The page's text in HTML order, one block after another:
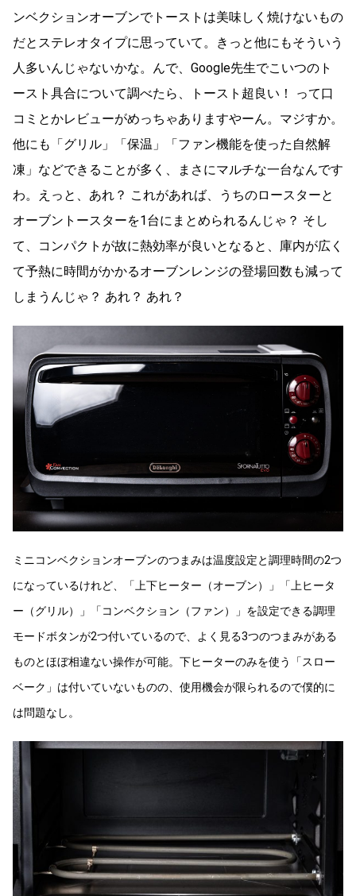
ンベクションオーブンでトーストは美味しく焼けないもの
だとステレオタイプに思っていて。きっと他にもそういう
人多いんじゃないかな。んで、Google先生でこいつのト
ースト具合について調べたら、トースト超良い！ って口
コミとかレビューがめっちゃありますやーん。マジすか。
他にも「グリル」「保温」「ファン機能を使った自然解
凍」などできることが多く、まさにマルチな一台なんです
わ。えっと、あれ？ これがあれば、うちのロースターと
オーブントースターを1台にまとめられるんじゃ？ そし
て、コンパクトが故に熱効率が良いとなると、庫内が広く
て予熱に時間がかかるオーブンレンジの登場回数も減って
しまうんじゃ？ あれ？ あれ？
ミニコンベクションオーブンのつまみは温度設定と調理時間の2つ
になっているけれど、「上下ヒーター（オーブン）」「上ヒータ
ー（グリル）」「コンベクション（ファン）」を設定できる調理
モードボタンが2つ付いているので、よく見る3つのつまみがある
ものとほぼ相違ない操作が可能。下ヒーターのみを使う「スロー
ベーク」は付いていないものの、使用機会が限られるので僕的に
は問題なし。